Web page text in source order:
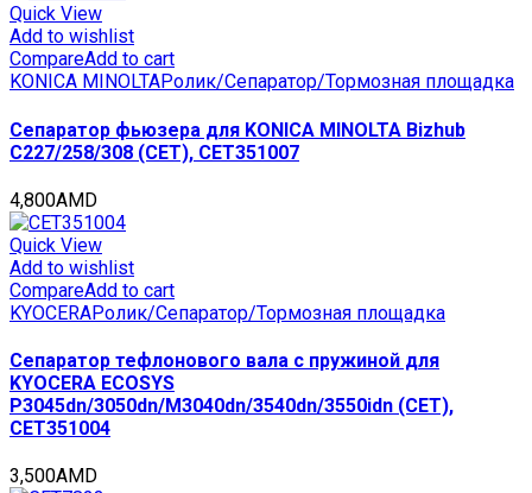
3763-
000,
RM1-
6313-
для
HP
LaserJet
Enterprise
P3015/P3005,
M521/M525
(CET),
CET3519
quantity
Quick View
Add to wishlist
CompareAdd to cart
KONICA MINOLTAРолик/Сепаратор/Тормозная площадка
Сепаратор фьюзера для KONICA MINOLTA Bizhub
C227/258/308 (CET), CET351007
4,800AMD
Quick View
Add to wishlist
CompareAdd to cart
KYOCERAРолик/Сепаратор/Тормозная площадка
Сепаратор тефлонового вала с пружиной для
KYOCERA ECOSYS
P3045dn/3050dn/M3040dn/3540dn/3550idn (CET),
CET351004
3,500AMD